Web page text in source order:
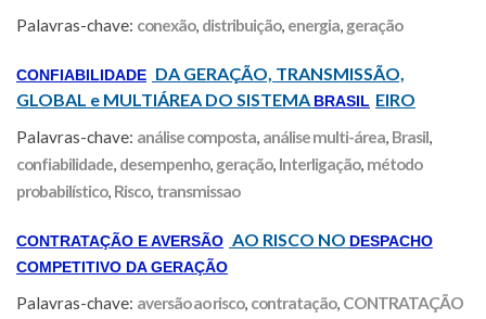
Palavras-chave: conexão, distribuição, energia, geração
CONFIABILIDADE DA GERAÇÃO, TRANSMISSÃO,
GLOBAL e MULTIÁREA DO SISTEMA BRASIL EIRO
Palavras-chave: análise composta, análise multi-área, Brasil,
confiabilidade, desempenho, geração, Interligação, método
probabilístico, Risco, transmissao
CONTRATAÇÃO E AVERSÃO AO RISCO NO DESPACHO
COMPETITIVO DA GERAÇÃO
Palavras-chave: aversão ao risco, contratação, CONTRATAÇÃO